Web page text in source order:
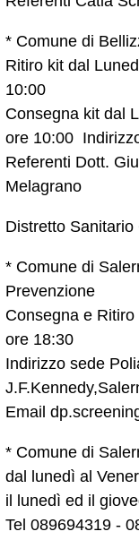
* Comune di
Ritiro kit dal
10:00
Consegna kit dal
ore 10:00
Referenti Dott.
Melagrano
Distretto Sanitario
* Comune di
Prevenzione
Consegna e
ore 18:30
Indirizzo sede
Email
* Comune di
dal lunedì al
il lunedì ed il
Tel 089694319 -